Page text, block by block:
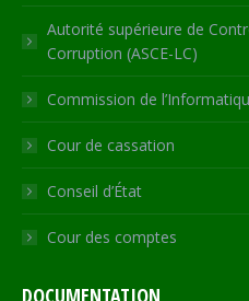
Autorité supérieure de
Corruption (ASCE-LC)
Commission de
Cour de cassation
Conseil d’État
Cour des comptes
DOCUMENTATION